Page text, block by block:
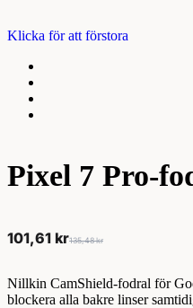
Klicka för att förstora
Pixel 7 Pro-
135,48kr
101,61 kr
Nillkin CamShield-fodral för
blockera alla bakre linser